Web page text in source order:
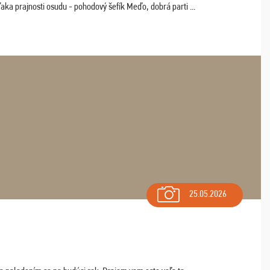
prajnosti osudu - pohodový šefík Meďo, dobrá parti ...
25.05.2026